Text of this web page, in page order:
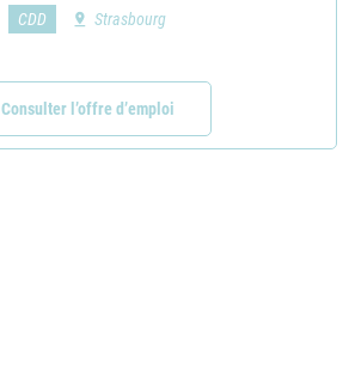
CDD Strasbourg
Consulter l’offre d’emploi